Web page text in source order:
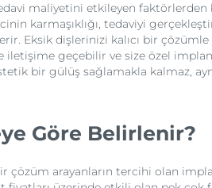
maliyetini etkileyen
karmaşıklığı, tedaviyi
Eksik dişlerinizi kalıcı bir
geçebilir ve size özel
bir gülüş sağlamakla kalmaz,
Göre Belirlenir?
çözüm arayanların tercihi olan